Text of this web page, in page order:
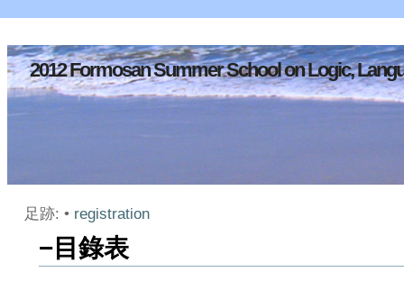
2012 Formosan Summer School on Logic,
足跡: • registration
− 目錄表